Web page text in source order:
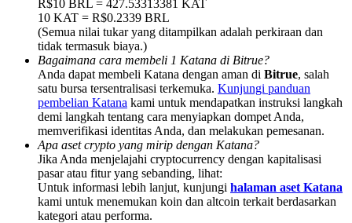
BTC Welcome Rewards
Deposit & Trade BTC to Share 25000 USDT prize pool!
R$10 BRL = 427.53313381 KAT
10 KAT = R$0.2339 BRL
(Semua nilai tukar yang ditampilkan adalah perkiraan dan
tidak termasuk biaya.)
Bagaimana cara membeli 1 Katana di Bitrue?
Anda dapat membeli Katana dengan aman di Bitrue, salah
satu bursa tersentralisasi terkemuka. Kunjungi panduan
pembelian Katana kami untuk mendapatkan instruksi langkah
demi langkah tentang cara menyiapkan dompet Anda,
memverifikasi identitas Anda, dan melakukan pemesanan.
Apa aset crypto yang mirip dengan Katana?
Jika Anda menjelajahi cryptocurrency dengan kapitalisasi
pasar atau fitur yang sebanding, lihat:
Untuk informasi lebih lanjut, kunjungi halaman aset Katana
kami untuk menemukan koin dan altcoin terkait berdasarkan
kategori atau performa.